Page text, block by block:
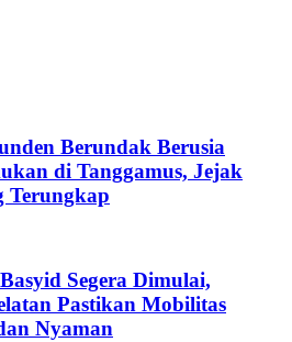
Berundak Berusia
di Tanggamus, Jejak
Terungkap
Segera Dimulai,
Pastikan Mobilitas
Nyaman